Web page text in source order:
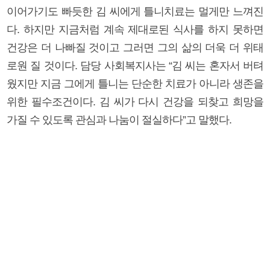
이어가기도 빠듯한 김 씨에게 틀니치료는 멀게만 느껴진
다. 하지만 지금처럼 계속 제대로된 식사를 하지 못하면
건강은 더 나빠질 것이고 그러면 그의 삶의 더욱 더 위태
로원 질 것이다. 담당 사회복지사는 “김 씨는 혼자서 버텨
웠지만 지금 그에게 틀니는 단순한 치료가 아니라 생존을
위한 필수조건이다. 김 씨가 다시 건강을 되찾고 희망을
가질 수 있도록 관심과 나눔이 절실하다”고 말했다.